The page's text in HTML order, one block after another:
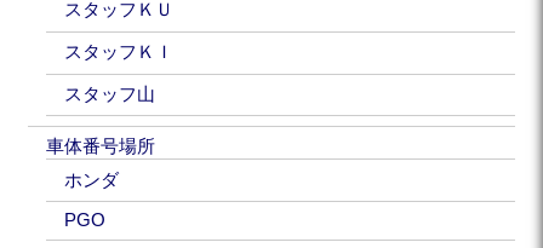
スタッフＫＵ
スタッフＫＩ
スタッフ山
車体番号場所
ホンダ
PGO